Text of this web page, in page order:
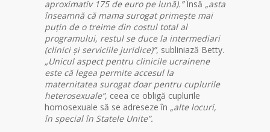
aproximativ 175 de euro pe lună).”Însă „asta
înseamnă că mama surogat primește mai
puțin de o treime din costul total al
programului, restul se duce la intermediari
(clinici și serviciile juridice)”, subliniază Betty.
„Unicul aspect pentru clinicile ucrainene
este că legea permite accesul la
maternitatea surogat doar pentru cuplurile
heterosexuale”, ceea ce obligă cuplurile
homosexuale să se adreseze în „alte locuri,
în special în Statele Unite”.